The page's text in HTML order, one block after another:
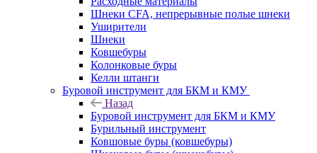
Шнеки CFA, непрерывные полые шнеки
Уширители
Шнеки
Ковшебуры
Колонковые буры
Келли штанги
Буровой инструмент для БКМ и КМУ
Назад
Буровой инструмент для БКМ и КМУ
Бурильный инструмент
Ковшовые буры (ковшебуры)